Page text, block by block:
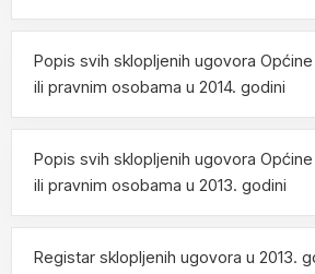
Popis svih sklopljenih ugovora
ili pravnim osobama u 2014. godini
Popis svih sklopljenih ugovora
ili pravnim osobama u 2013. godini
Registar sklopljenih ugovora u 2013.